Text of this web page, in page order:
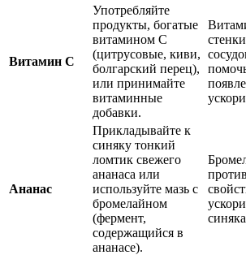
Витамин С
Употребляйте
продукты, богатые
витамином С
(цитрусовые, киви,
болгарский перец),
или принимайте
витаминные
добавки.
Ананас
Прикладывайте к
синяку тонкий
ломтик свежего
ананаса или
используйте мазь с
бромелайном
(фермент,
содержащийся в
ананасе).